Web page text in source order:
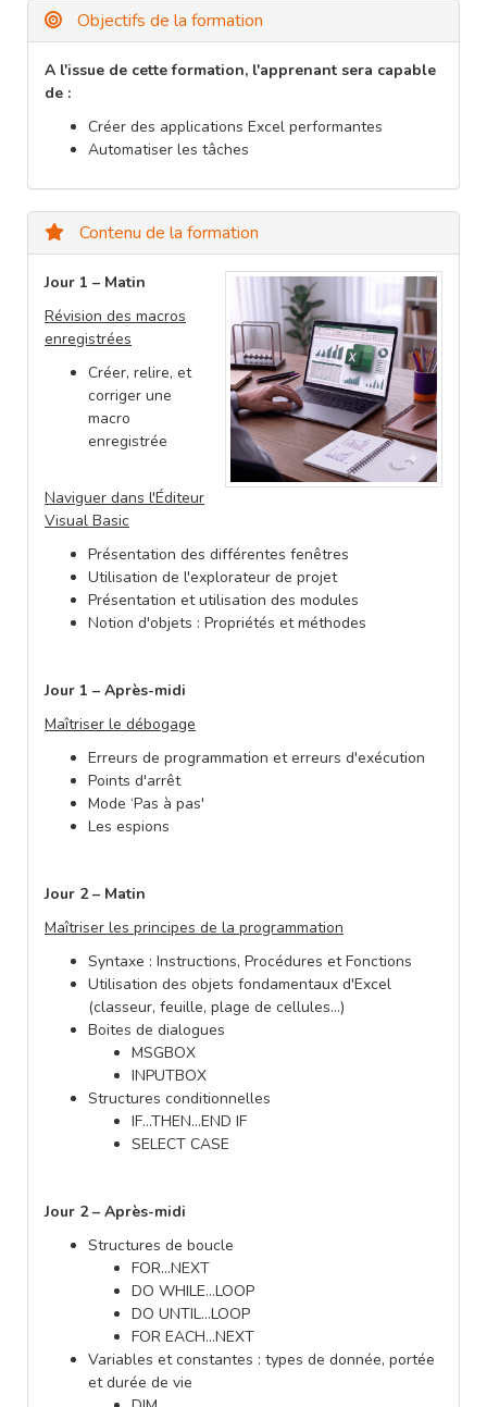
Objectifs de la formation
A l'issue de cette formation, l'apprenant sera capable
de :
Créer des applications Excel performantes
Automatiser les tâches
Contenu de la formation
Jour 1 – Matin
Révision des macros
enregistrées
Créer, relire, et
corriger une
macro
enregistrée
Naviguer dans l'Éditeur
Visual Basic
Présentation des différentes fenêtres
Utilisation de l'explorateur de projet
Présentation et utilisation des modules
Notion d'objets : Propriétés et méthodes
Jour 1 – Après-midi
Maîtriser le débogage
Erreurs de programmation et erreurs d'exécution
Points d'arrêt
Mode ‘Pas à pas'
Les espions
Jour 2 – Matin
Maîtriser les principes de la programmation
Syntaxe : Instructions, Procédures et Fonctions
Utilisation des objets fondamentaux d'Excel
(classeur, feuille, plage de cellules…)
Boites de dialogues
MSGBOX
INPUTBOX
Structures conditionnelles
IF…THEN…END IF
SELECT CASE
Jour 2 – Après-midi
Structures de boucle
FOR…NEXT
DO WHILE…LOOP
DO UNTIL…LOOP
FOR EACH…NEXT
Variables et constantes : types de donnée, portée
et durée de vie